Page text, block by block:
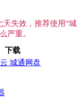
天失效，推荐使用“城
严重。
下载
城通网盘